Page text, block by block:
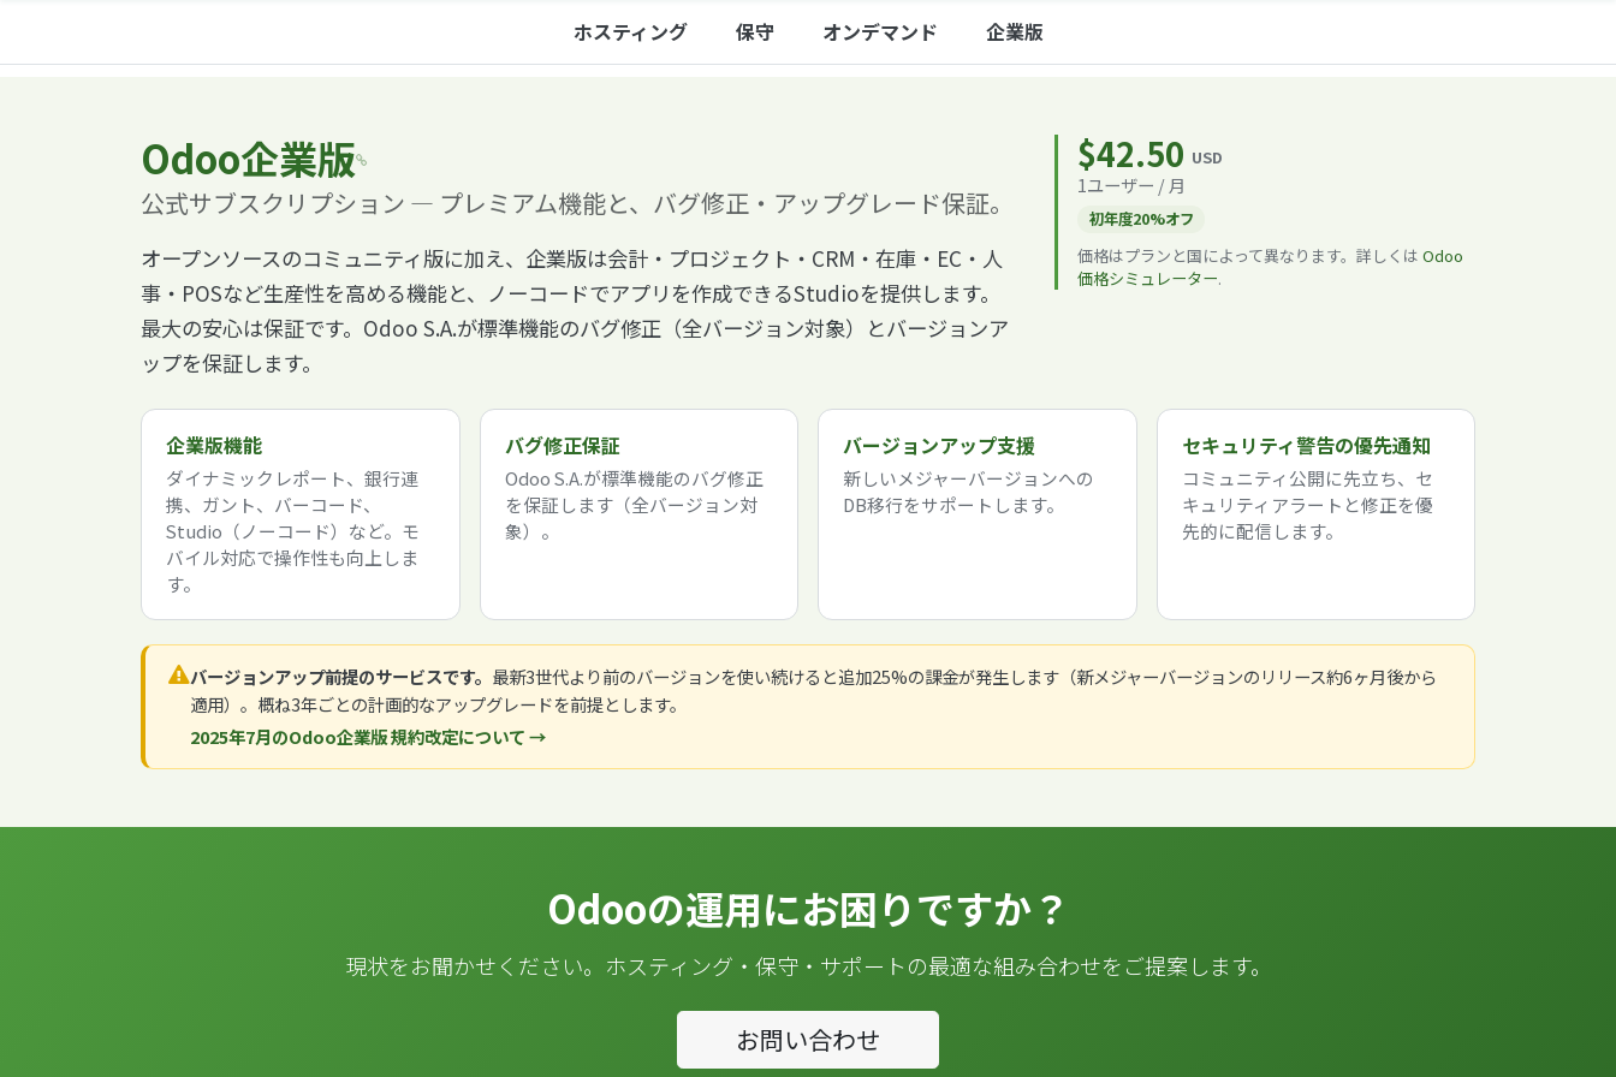
ホスティング 保守 オンデマンド 企業版
Odoo企業版
公式サブスクリプション — プレミアム機能と、バグ修正・アップグレード保証。
オープンソースのコミュニティ版に加え、企業版は会計・プロジェクト・CRM・在庫・EC・人
事・POSなど生産性を高める機能と、ノーコードでアプリを作成できるStudioを提供します。
最大の安心は保証です。Odoo S.A.が標準機能のバグ修正（全バージョン対象）とバージョンア
ップを保証します。
$42.50 USD
1ユーザー / 月
初年度20%オフ
価格はプランと国によって異なります。詳しくは Odoo
価格シミュレーター.
企業版機能
ダイナミックレポート、銀行連
携、ガント、バーコード、
Studio（ノーコード）など。モ
バイル対応で操作性も向上しま
す。
バグ修正保証
Odoo S.A.が標準機能のバグ修正
を保証します（全バージョン対
象）。
バージョンアップ支援
新しいメジャーバージョンへの
DB移行をサポートします。
セキュリティ警告の優先通知
コミュニティ公開に先立ち、セ
キュリティアラートと修正を優
先的に配信します。
バージョンアップ前提のサービスです。 最新3世代より前のバージョンを使い続けると追加25%の課金が発生します（新メジャーバージョンのリリース約6ヶ月後から
適用）。概ね3年ごとの計画的なアップグレードを前提とします。
2025年7月のOdoo企業版 規約改定について →
Odooの運用にお困りですか？
現状をお聞かせください。ホスティング・保守・サポートの最適な組み合わせをご提案します。
お問い合わせ